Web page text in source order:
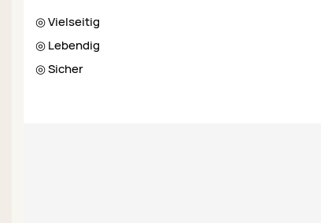
◎ Vielseitig
◎ Lebendig
◎ Sicher